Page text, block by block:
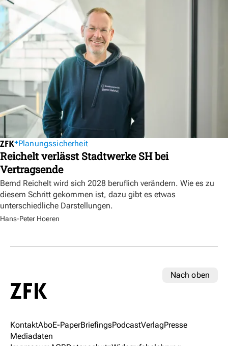
Planungssicherheit
Reichelt verlässt Stadtwerke SH bei
Vertragsende
Bernd Reichelt wird sich 2028 beruflich verändern. Wie es zu
diesem Schritt gekommen ist, dazu gibt es etwas
unterschiedliche Darstellungen.
Hans-Peter Hoeren
Nach oben
KontaktAboE-PaperBriefingsPodcastVerlagPresse
Mediadaten